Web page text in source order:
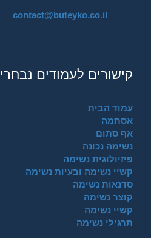
contact@buteyko.co.il
קישורים לעמודים נבחרים
עמוד הבית
אסתמה
אף סתום
נשימה נכונה
פיזיולוגית נשימה
קשיי נשימה ובעיות נשימה
סדנאות נשימה
קוצר נשימה
קשיי נשימה
תרגילי נשימה